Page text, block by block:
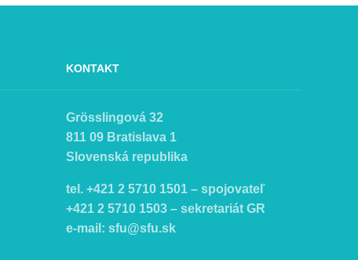
KONTAKT
Grösslingová 32
811 09 Bratislava 1
Slovenská republika
tel. +421 2 5710 1501 – spojovateľ
+421 2 5710 1503 – sekretariát GR
e-mail: sfu@sfu.sk